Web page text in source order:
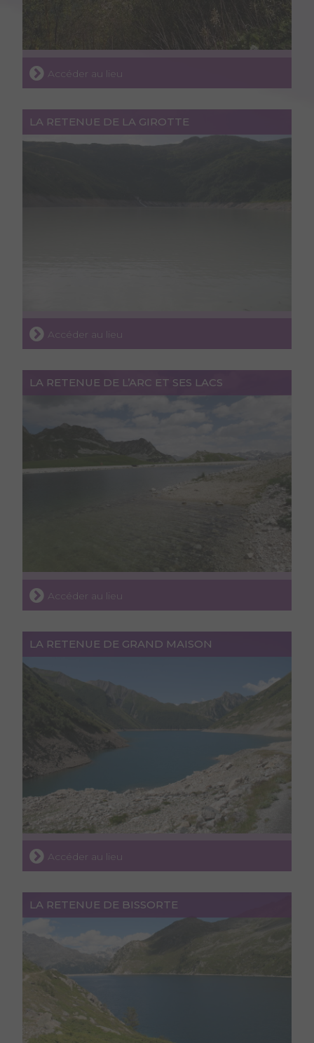
Accéder au lieu
LA RETENUE DE LA GIROTTE
Accéder au lieu
LA RETENUE DE L’ARC ET SES LACS
Accéder au lieu
LA RETENUE DE GRAND MAISON
Accéder au lieu
LA RETENUE DE BISSORTE